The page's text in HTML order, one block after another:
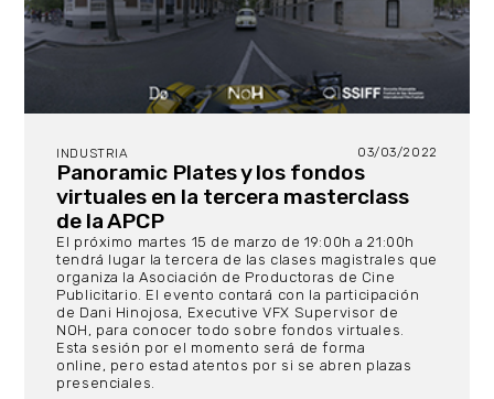
INDUSTRIA 03/03/2022
Panoramic Plates y los fondos
virtuales en la tercera masterclass
de la APCP
El próximo martes 15 de marzo de 19:00h a 21:00h
tendrá lugar la tercera de las clases magistrales que
organiza la Asociación de Productoras de Cine
Publicitario. El evento contará con la participación
de Dani Hinojosa, Executive VFX Supervisor de
NOH, para conocer todo sobre fondos virtuales.
Esta sesión por el momento será de forma
online, pero estad atentos por si se abren plazas
presenciales.